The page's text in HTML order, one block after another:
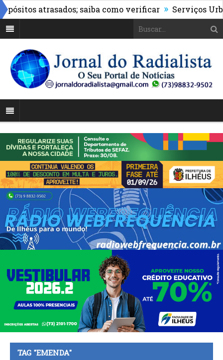
atrasados; saiba como verificar » Serviços
TAG "EMENDA"